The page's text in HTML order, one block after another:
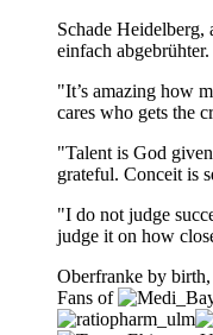
Schade Heidelberg,
einfach abgebrühter.
"It’s amazing how
cares who gets the
"Talent is God
grateful. Conceit is
"I do not judge
judge it on how
Oberfranke by birth,
Fans of